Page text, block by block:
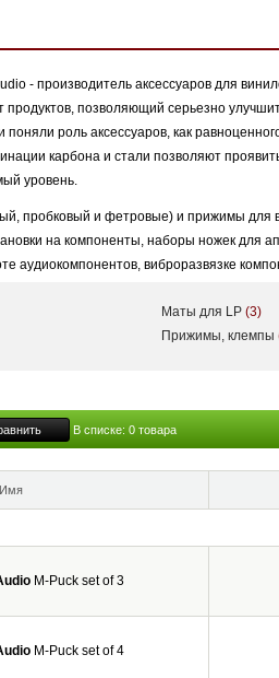
- производитель аксессуаров для
продуктов, позволяющий серьезно
поняли роль аксессуаров, как
карбона и стали позволяют
уровень.
пробковый и фетровые) и прижимы для
на компоненты, наборы ножек для
аудиокомпонентов, виброразвязке
Маты для LP (3)
Прижимы, клемпы
В списке: 0 товара
Имя
M-Puck set of 3
M-Puck set of 4